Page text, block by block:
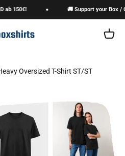
ab 150€! 🚚 Support your Box /
Oversized T-Shirt ST/ST